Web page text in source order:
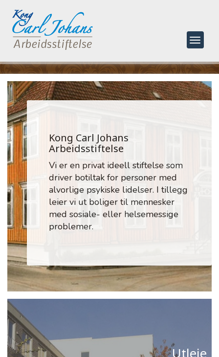
Toggle
Kong Carl Johans
Arbeidsstiftelse
Vi er en privat ideell stiftelse som
driver botiltak for personer med
alvorlige psykiske lidelser. I tillegg
leier vi ut boliger til mennesker
med sosiale- eller helsemessige
problemer.
Utleie